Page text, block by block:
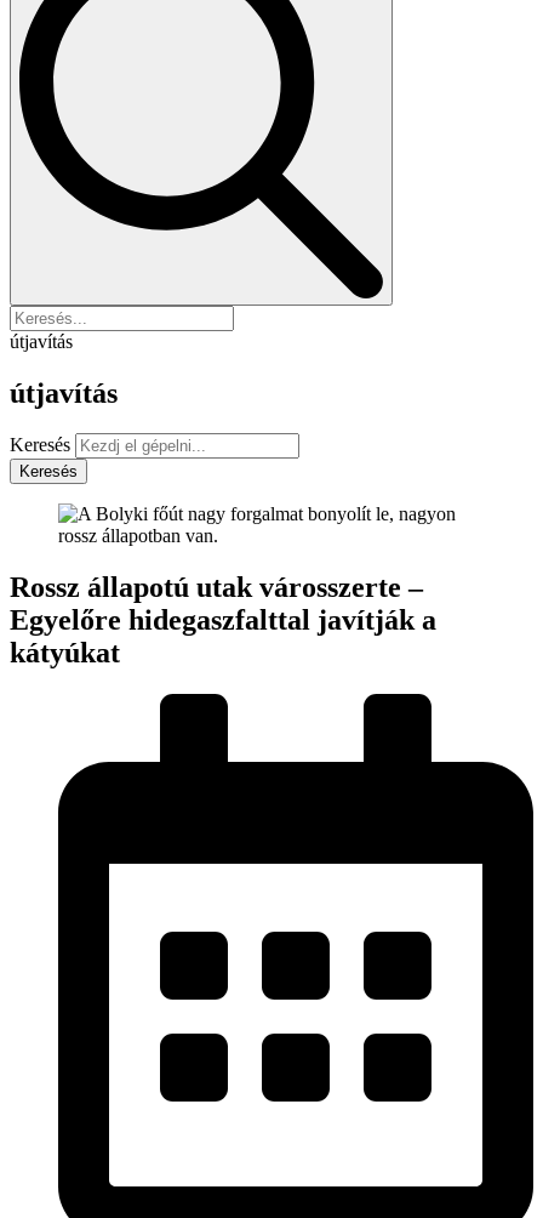
útjavítás
útjavítás
Keresés
Keresés
Rossz állapotú utak városszerte –
Egyelőre hidegaszfalttal javítják a
kátyúkat